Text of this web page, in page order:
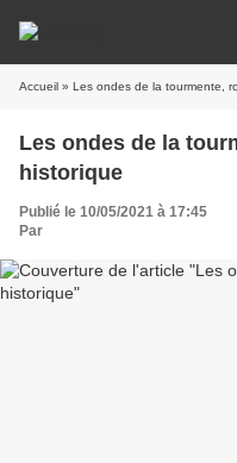
Accueil » Les ondes de la tourmente,
Les ondes de la
historique
Publié le 10/05/2021 à 17:45
Par